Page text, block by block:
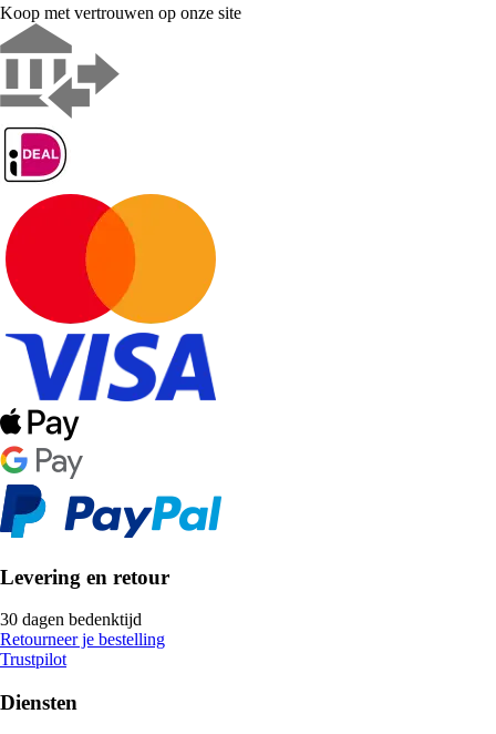
Koop met vertrouwen op onze site
Levering en retour
30 dagen bedenktijd
Retourneer je bestelling
Trustpilot
Diensten